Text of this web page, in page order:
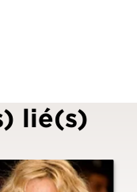
lié(s)